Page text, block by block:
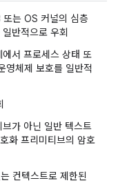
는 OS 커널의 심층
반적으로 우회
서 프로세스 상태 또
영체제 보호를 일반적
가 아닌 일반 텍스트
화 프리미티브의 암호
컨텍스트로 제한된